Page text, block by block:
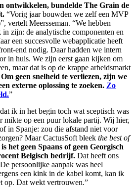
ontwikkelen, bundelde The Grain de
“Vorig jaar bouwden we zelf een MVP
vertelt Meersseman. “We hebben
zijn: de analytische componenten en
een succesvolle webapplicatie heeft
end nodig. Daar hadden we intern
in huis. We zijn eerst gaan kijken om
maar dat is op de krappe arbeidsmarkt
Om geen snelheid te verliezen, zijn we
externe oplossing te zoeken. Zo
”
ik in het begin toch wat sceptisch was
mikte op een puur lokale partij. Wij hier,
in Spanje: zou die afstand niet voor
Maar CactusSoft bleek the best of
het geen Spaans of geen Georgisch
Belgisch bedrijf. Dat heeft ons
persoonlijke aanpak was heel
een kink in de kabel komt, kan ik
op. Dat wekt vertrouwen.”